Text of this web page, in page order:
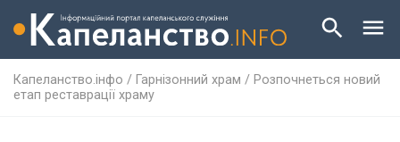
Капеланство.інфо / Гарнізонний храм / Розпочнеться новий
етап реставрації храму